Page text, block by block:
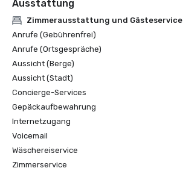
Ausstattung
Zimmerausstattung und Gästeservice
Anrufe (Gebührenfrei)
Anrufe (Ortsgespräche)
Aussicht (Berge)
Aussicht (Stadt)
Concierge-Services
Gepäckaufbewahrung
Internetzugang
Voicemail
Wäschereiservice
Zimmerservice